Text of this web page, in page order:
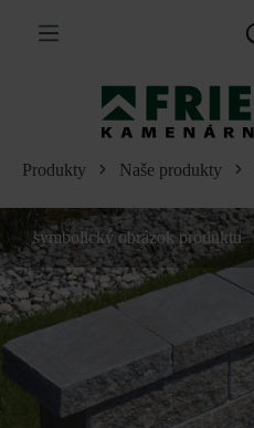
hlavný obsah
Produkty Naše produkty
symbolický obrázok produktu